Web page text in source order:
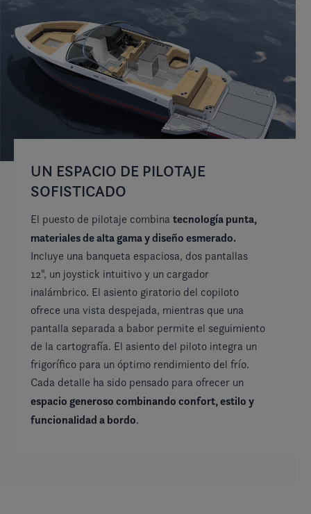
UN ESPACIO DE PILOTAJE
SOFISTICADO
El puesto de pilotaje combina tecnología punta,
materiales de alta gama y diseño esmerado.
Incluye una banqueta espaciosa, dos pantallas
12", un joystick intuitivo y un cargador
inalámbrico. El asiento giratorio del copiloto
ofrece una vista despejada, mientras que una
pantalla separada a babor permite el seguimiento
de la cartografía. El asiento del piloto integra un
frigorífico para un óptimo rendimiento del frío.
Cada detalle ha sido pensado para ofrecer un
espacio generoso combinando confort, estilo y
funcionalidad a bordo.